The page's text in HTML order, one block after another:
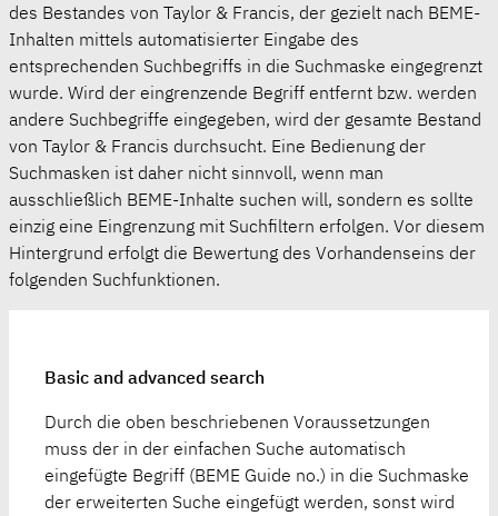
des Bestandes von Taylor & Francis, der gezielt nach BEME-
Inhalten mittels automatisierter Eingabe des
entsprechenden Suchbegriffs in die Suchmaske eingegrenzt
wurde. Wird der eingrenzende Begriff entfernt bzw. werden
andere Suchbegriffe eingegeben, wird der gesamte Bestand
von Taylor & Francis durchsucht. Eine Bedienung der
Suchmasken ist daher nicht sinnvoll, wenn man
ausschließlich BEME-Inhalte suchen will, sondern es sollte
einzig eine Eingrenzung mit Suchfiltern erfolgen. Vor diesem
Hintergrund erfolgt die Bewertung des Vorhandenseins der
folgenden Suchfunktionen.
Basic and advanced search
Durch die oben beschriebenen Voraussetzungen
muss der in der einfachen Suche automatisch
eingefügte Begriff (BEME Guide no.) in die Suchmaske
der erweiterten Suche eingefügt werden, sonst wird